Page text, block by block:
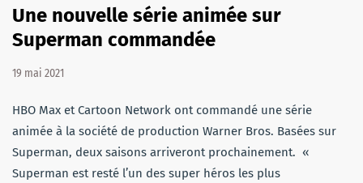
Une nouvelle série animée sur
Superman commandée
19 mai 2021
HBO Max et Cartoon Network ont commandé une série
animée à la société de production Warner Bros. Basées sur
Superman, deux saisons arriveront prochainement. «
Superman est resté l’un des super héros les plus